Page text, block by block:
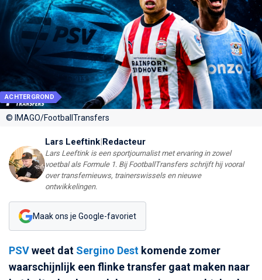
ACHTERGROND
© IMAGO/FootballTransfers
Lars Leeftink|Redacteur
Lars Leeftink is een sportjournalist met ervaring in zowel
voetbal als Formule 1. Bij FootballTransfers schrijft hij vooral
over transfernieuws, trainerswissels en nieuwe
ontwikkelingen.
Maak ons je Google-favoriet
PSVweet dat Sergino Dest komende zomer
waarschijnlijk een flinke transfer gaat maken naar